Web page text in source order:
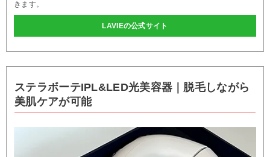
きます。
LAVIEの公式サイト
ステラボーテIPL&LED光美容器｜脱毛しながら
美肌ケアが可能